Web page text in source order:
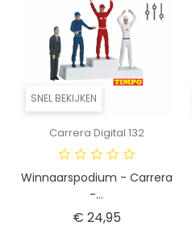
SNEL BEKIJKEN
Carrera Digital 132
Winnaarspodium - Carrera
-...
€ 24,95Prijs